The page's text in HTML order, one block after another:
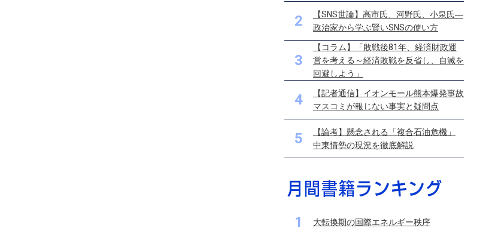
2
【SNS世論】高市氏、河野氏、小泉氏―
政治家から学ぶ賢いSNSの使い方
3
【コラム】「敗戦後81年、経済財政運
営を考える～経済敗戦を反省し、自滅を
回避しよう」
4
【記者通信】イオンモール熊本爆発事故
マスコミが報じない事実と疑問点
5
【論考】懸念される「複合石油危機」
中東情勢の現況を徹底解説
1 大転換期の国際エネルギー秩序